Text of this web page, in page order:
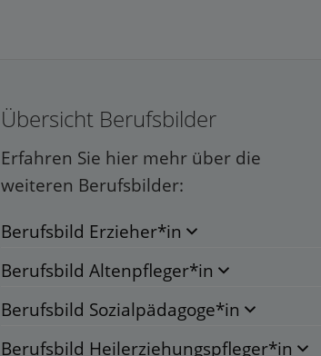
Übersicht Berufsbilder
Erfahren Sie hier mehr über die
weiteren Berufsbilder:
Berufsbild Erzieher*in
Berufsbild Altenpfleger*in
Berufsbild Sozialpädagoge*in
Berufsbild Heilerziehungspfleger*in